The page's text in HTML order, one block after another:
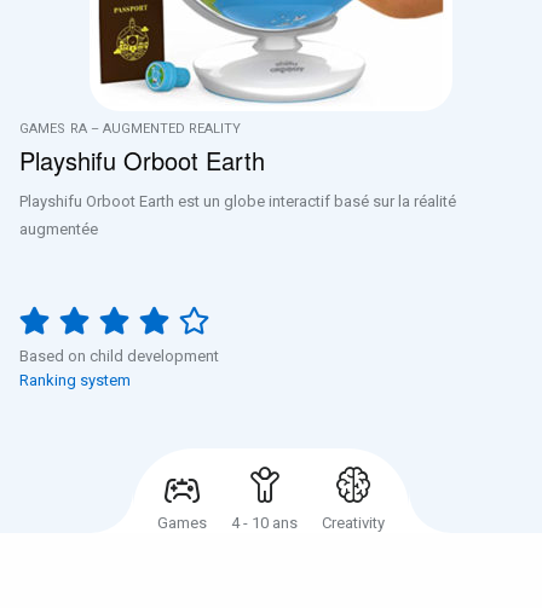
GAMES RA – AUGMENTED REALITY
Playshifu Orboot Earth
Playshifu Orboot Earth est un globe interactif basé sur la réalité
augmentée
Based on child development
Ranking system
Games 4 - 10 ans Creativity